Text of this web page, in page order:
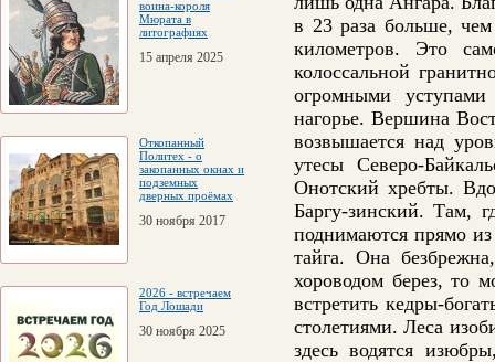
воина-короля
Мюрата в
литографиях
15 апреля 2025
Откопанный
Политех - о
закопанных окнах и
подземных
дверных проёмах
30 ноября 2017
2026 - встречаем
Год Лошади
30 ноября 2025
в 23 раза больше,
километров. Это
колоссальной
огромными
нагорье. Вершина
возвышается над
утесы Северо-
Онотский хребты.
Баргу-зинский. Там,
поднимаются прямо
тайга. Она
хороводом берез, то
встретить кедры-
столетиями. Леса
здесь водятся